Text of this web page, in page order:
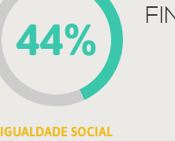
44%
IGUALDADE SOCIAL